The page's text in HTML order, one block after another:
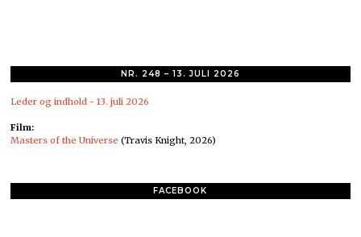
NR. 248 – 13. JULI 2026
Leder og indhold - 13. juli 2026
Film:
Masters of the Universe (Travis Knight, 2026)
FACEBOOK